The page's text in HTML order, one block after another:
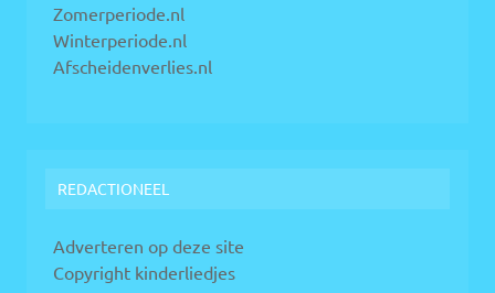
Zomerperiode.nl
Winterperiode.nl
Afscheidenverlies.nl
REDACTIONEEL
Adverteren op deze site
Copyright kinderliedjes